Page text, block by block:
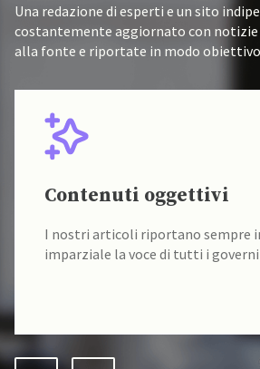
Una redazione di esperti e un sito
costantemente aggiornato con
alla fonte e riportate in modo
Contenuti oggettivi
I nostri articoli riportano sempre
imparziale la voce di tutti i